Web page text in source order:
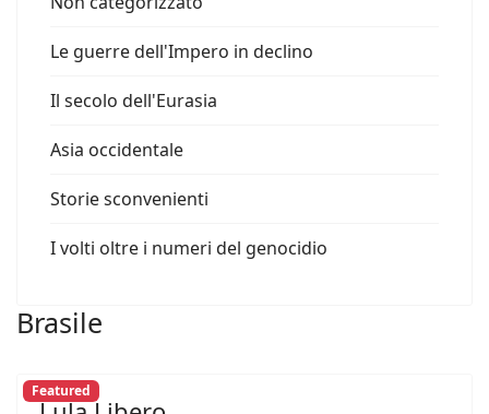
Le guerre dell'Impero in declino
Il secolo dell'Eurasia
Asia occidentale
Storie sconvenienti
I volti oltre i numeri del genocidio
Brasile
Featured